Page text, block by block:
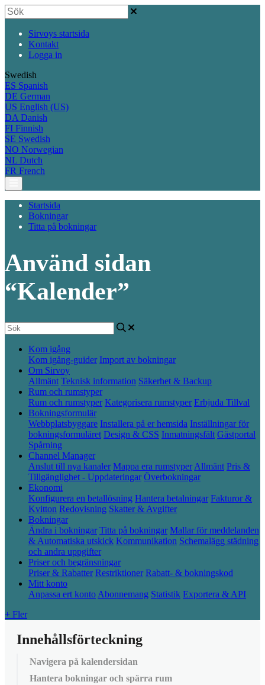
Sirvoys startsida
Kontakt
Logga in
Swedish
ES Spanish
DE German
US English (US)
DA Danish
FI Finnish
SE Swedish
NO Norwegian
NL Dutch
FR French
Startsida
Bokningar
Titta på bokningar
Använd sidan
“Kalender”
Kom igång
Kom igång-guider Import av bokningar
Om Sirvoy
Allmänt Teknisk information Säkerhet & Backup
Rum och rumstyper
Rum och rumstyper Kategorisera rumstyper Erbjuda Tillval
Bokningsformulär
Webbplatsbyggare Installera på er hemsida Inställningar för
bokningsformuläret Design & CSS Inmatningsfält Gästportal
Spårning
Channel Manager
Anslut till nya kanaler Mappa era rumstyper Allmänt Pris &
Tillgänglighet - Uppdateringar Överbokningar
Ekonomi
Konfigurera en betallösning Hantera betalningar Fakturor &
Kvitton Redovisning Skatter & Avgifter
Bokningar
Ändra i bokningar Titta på bokningar Mallar för meddelanden
& Automatiska utskick Kommunikation Schemalägg städning
och andra uppgifter
Priser och begränsningar
Priser & Rabatter Restriktioner Rabatt- & bokningskod
Mitt konto
Anpassa ert konto Abonnemang Statistik Exportera & API
+ Fler
Innehållsförteckning
Navigera på kalendersidan
Hantera bokningar och spärra rum